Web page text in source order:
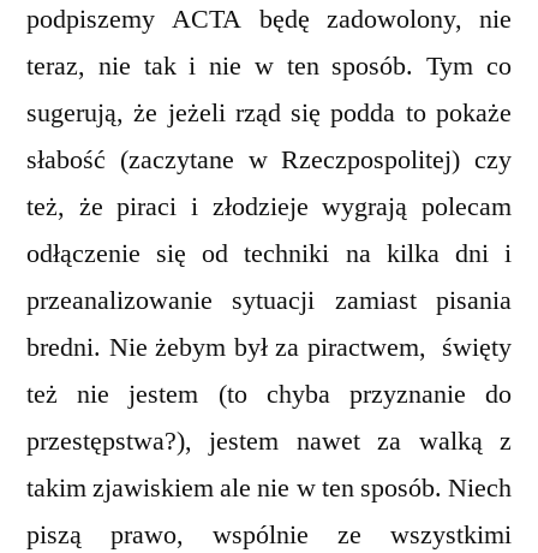
podpiszemy ACTA będę zadowolony, nie
teraz, nie tak i nie w ten sposób. Tym co
sugerują, że jeżeli rząd się podda to pokaże
słabość (zaczytane w Rzeczpospolitej) czy
też, że piraci i złodzieje wygrają polecam
odłączenie się od techniki na kilka dni i
przeanalizowanie sytuacji zamiast pisania
bredni. Nie żebym był za piractwem, święty
też nie jestem (to chyba przyznanie do
przestępstwa?), jestem nawet za walką z
takim zjawiskiem ale nie w ten sposób. Niech
piszą prawo, wspólnie ze wszystkimi